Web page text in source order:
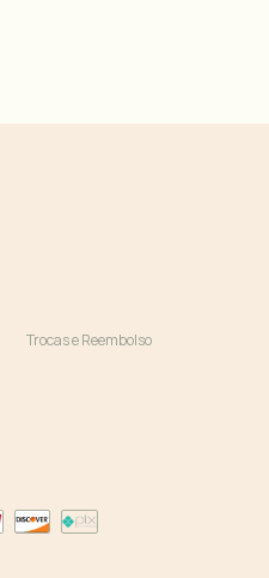
Trocas e Reembolso